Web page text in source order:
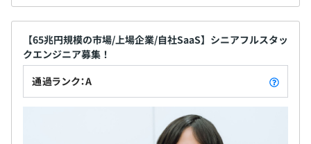
【65兆円規模の市場/上場企業/自社SaaS】シニアフルスタッ
クエンジニア募集！
通過ランク：A